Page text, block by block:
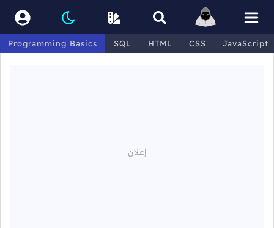
Programming Basics SQL HTML CSS JavaScript